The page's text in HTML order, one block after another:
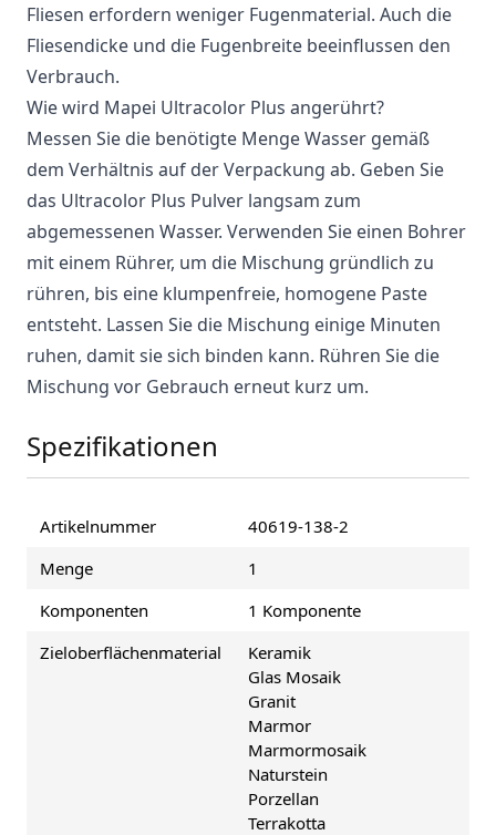
Fliesen erfordern weniger Fugenmaterial. Auch die
Fliesendicke und die Fugenbreite beeinflussen den
Verbrauch.
Wie wird Mapei Ultracolor Plus angerührt?
Messen Sie die benötigte Menge Wasser gemäß
dem Verhältnis auf der Verpackung ab. Geben Sie
das Ultracolor Plus Pulver langsam zum
abgemessenen Wasser. Verwenden Sie einen Bohrer
mit einem Rührer, um die Mischung gründlich zu
rühren, bis eine klumpenfreie, homogene Paste
entsteht. Lassen Sie die Mischung einige Minuten
ruhen, damit sie sich binden kann. Rühren Sie die
Mischung vor Gebrauch erneut kurz um.
Spezifikationen
Artikelnummer
40619-138-2
Menge
1
Komponenten
1 Komponente
Zieloberflächenmaterial
Keramik
Glas Mosaik
Granit
Marmor
Marmormosaik
Naturstein
Porzellan
Terrakotta